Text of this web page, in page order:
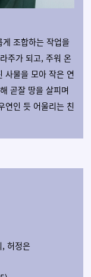
조합하는 작업을
주가 되고, 주워 온
사물을 모아 작은 연
곧잘 땅을 살피며
연인 듯 어울리는 친
허정은